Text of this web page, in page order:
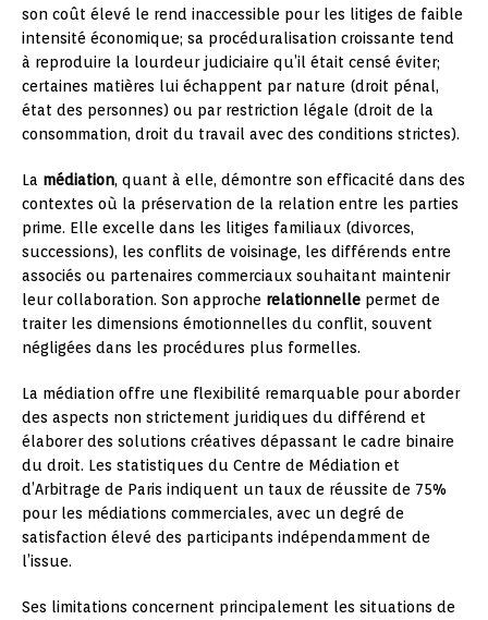
son coût élevé le rend inaccessible pour les litiges de faible
intensité économique; sa procéduralisation croissante tend
à reproduire la lourdeur judiciaire qu’il était censé éviter;
certaines matières lui échappent par nature (droit pénal,
état des personnes) ou par restriction légale (droit de la
consommation, droit du travail avec des conditions strictes).
La médiation, quant à elle, démontre son efficacité dans des
contextes où la préservation de la relation entre les parties
prime. Elle excelle dans les litiges familiaux (divorces,
successions), les conflits de voisinage, les différends entre
associés ou partenaires commerciaux souhaitant maintenir
leur collaboration. Son approche relationnelle permet de
traiter les dimensions émotionnelles du conflit, souvent
négligées dans les procédures plus formelles.
La médiation offre une flexibilité remarquable pour aborder
des aspects non strictement juridiques du différend et
élaborer des solutions créatives dépassant le cadre binaire
du droit. Les statistiques du Centre de Médiation et
d’Arbitrage de Paris indiquent un taux de réussite de 75%
pour les médiations commerciales, avec un degré de
satisfaction élevé des participants indépendamment de
l’issue.
Ses limitations concernent principalement les situations de